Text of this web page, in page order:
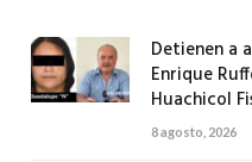
Detienen a
Enrique
Huachicol
8 agosto, 2026